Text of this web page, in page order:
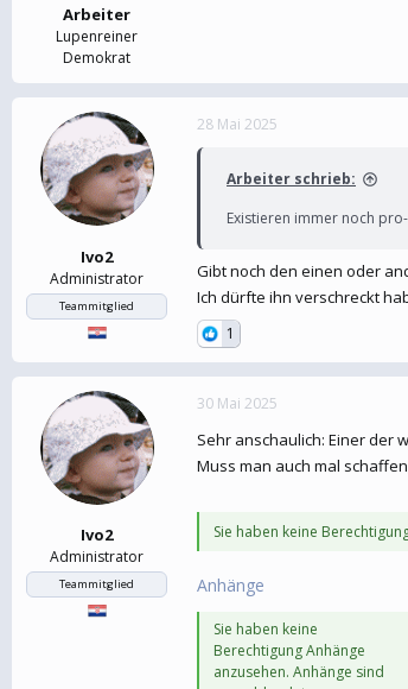
Arbeiter
Lupenreiner
Demokrat
Ivo2
Administrator
Teammitglied
28 Mai 2025
Arbeiter schrieb:
Existieren immer noch
Gibt noch den einen oder
Ich dürfte ihn verschreckt
1
Ivo2
Administrator
Teammitglied
30 Mai 2025
Sehr anschaulich: Einer der
Muss man auch mal
Sie haben keine
Anhänge
Sie haben keine
Berechtigung Anhänge
anzusehen. Anhänge sind